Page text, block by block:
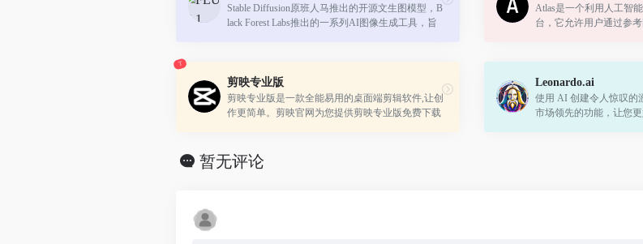
Stable Diffusion原班人马推出的开源文生图模型，B
lack Forest Labs推出的一系列AI图像生成工具，旨
Atlas是一个利用人工智
台，它允许用户通过参
T
剪映专业版
剪映专业版是一款全能易用的桌面端剪辑软件,让创
作更简单。剪映官网为您提供剪映专业版免费下载
Leonardo.ai
使用 AI 创建令人惊叹的
市场领先的功能，让您
暂无评论